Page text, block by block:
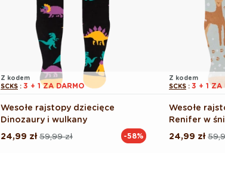
Z kodem
SCKS : 3 + 1 ZA DARMO
Wesołe rajstopy dziecięce
Dinozaury i wulkany
Cena
59,99 zł
Cena
24,99 zł -58%
Z kodem
SCKS : 3 + 1 ZA
Wesołe
Renifer w
Cena
Cena
24,99 zł